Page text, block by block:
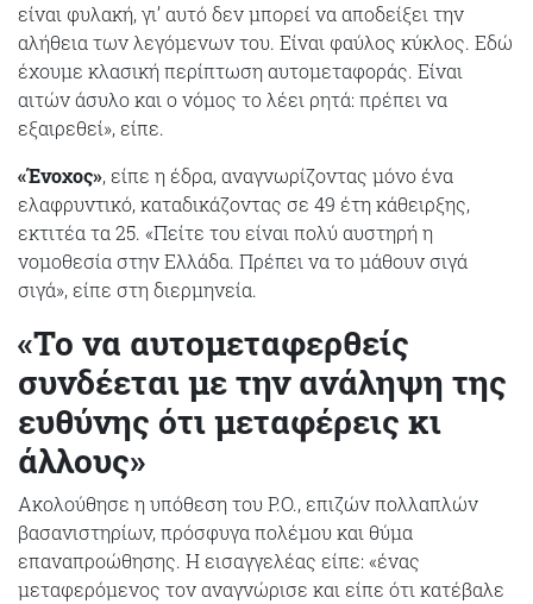
είναι φυλακή, γι’ αυτό δεν μπορεί να αποδείξει την
αλήθεια των λεγόμενων του. Είναι φαύλος κύκλος. Εδώ
έχουμε κλασική περίπτωση αυτομεταφοράς. Είναι
αιτών άσυλο και ο νόμος το λέει ρητά: πρέπει να
εξαιρεθεί», είπε.
«Ένοχος», είπε η έδρα, αναγνωρίζοντας μόνο ένα
ελαφρυντικό, καταδικάζοντας σε 49 έτη κάθειρξης,
εκτιτέα τα 25. «Πείτε του είναι πολύ αυστηρή η
νομοθεσία στην Ελλάδα. Πρέπει να το μάθουν σιγά
σιγά», είπε στη διερμηνεία.
«Το να αυτομεταφερθείς
συνδέεται με την ανάληψη της
ευθύνης ότι μεταφέρεις κι
άλλους»
Ακολούθησε η υπόθεση του Ρ.Ο., επιζών πολλαπλών
βασανιστηρίων, πρόσφυγα πολέμου και θύμα
επαναπροώθησης. Η εισαγγελέας είπε: «ένας
μεταφερόμενος τον αναγνώρισε και είπε ότι κατέβαλε